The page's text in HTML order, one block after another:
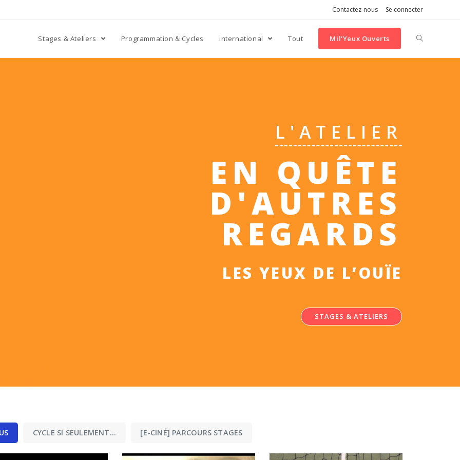
Contactez-nous Se connecter
Stages & Ateliers Programmation & Cycles international Tout Mil’Yeux Ouverts
L'ATELIER
EN QUÊTE
D'AUTRES
REGARDS
LES YEUX DE L’OUÏE
STAGES & ATELIERS
CYCLE SI SEULEMENT… [E-CINÉ] PARCOURS STAGES